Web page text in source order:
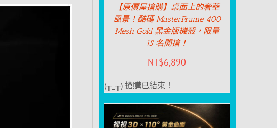
【原價屋搶購】桌面上的奢華
風景！酷碼 MasterFrame 400
Mesh Gold 黑金版機殼，限量
15 名開搶！
NT$6,890
(╥_╥) 搶購已結束！